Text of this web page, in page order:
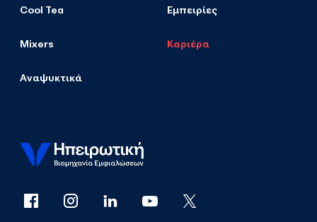
Cool Tea
Mixers
Αναψυκτικά
Εμπειρίες
Καριέρα